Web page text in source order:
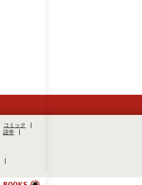
コミック
語学